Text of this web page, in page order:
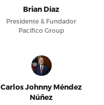
Brian Díaz
Presidente & Fundador
Pacifico Group
Carlos Johnny Méndez
Núñez